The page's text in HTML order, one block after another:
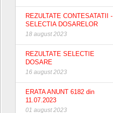
REZULTATE CONTESATATII -
SELECTIA DOSARELOR
18 august 2023
REZULTATE SELECTIE
DOSARE
16 august 2023
ERATA ANUNT 6182 din
11.07.2023
01 august 2023